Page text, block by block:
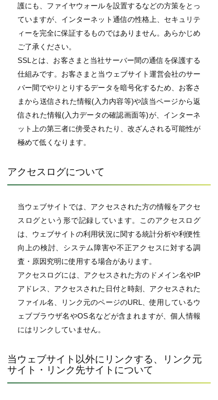
護にも、ファイヤウォールを設置するなどの方策をとっ
ていますが、インターネット通信の性格上、セキュリテ
ィーを完全に保証するものではありません。あらかじめ
ご了承ください。
SSLとは、お客さまと当社サーバー間の通信を保護する
仕組みです。お客さまと当ウェブサイト運営会社のサー
バー間でやりとりするデータを暗号化するため、お客さ
まから送信された情報(入力内容等)や該当ページから返
信された情報(入力データの確認画面等)が、インターネ
ット上の第三者に傍受されたり、改ざんされる可能性が
極めて低くなります。
アクセスログについて
当ウェブサイトでは、アクセスされた方の情報をアクセ
スログという形で記録しています。このアクセスログ
は、ウェブサイトの利用状況に関する統計分析や利便性
向上の検討、システム障害や不正アクセスに対する調
査・原因究明に使用する場合があります。
アクセスログには、アクセスされた方のドメイン名やIP
アドレス、アクセスされた日付と時刻、アクセスされた
ファイル名、リンク元のページのURL、使用しているウ
ェブブラウザ名やOS名などが含まれますが、個人情報
にはリンクしていません。
当ウェブサイト以外にリンクする、リンク元
サイト・リンク先サイトについて